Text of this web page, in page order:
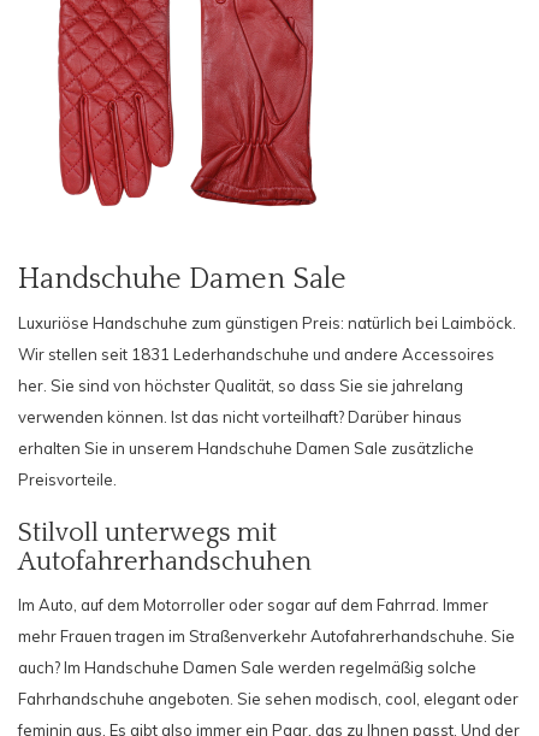
Handschuhe Damen Sale
Luxuriöse Handschuhe zum günstigen Preis: natürlich bei Laimböck.
Wir stellen seit 1831 Lederhandschuhe und andere Accessoires
her. Sie sind von höchster Qualität, so dass Sie sie jahrelang
verwenden können. Ist das nicht vorteilhaft? Darüber hinaus
erhalten Sie in unserem Handschuhe Damen Sale zusätzliche
Preisvorteile.
Stilvoll unterwegs mit
Autofahrerhandschuhen
Im Auto, auf dem Motorroller oder sogar auf dem Fahrrad. Immer
mehr Frauen tragen im Straßenverkehr Autofahrerhandschuhe. Sie
auch? Im Handschuhe Damen Sale werden regelmäßig solche
Fahrhandschuhe angeboten. Sie sehen modisch, cool, elegant oder
feminin aus. Es gibt also immer ein Paar, das zu Ihnen passt. Und der